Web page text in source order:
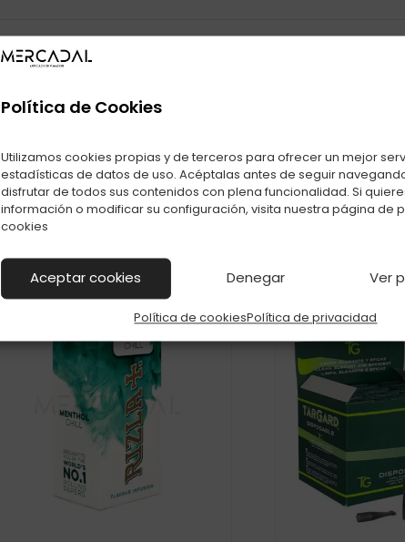
Política de Cookies
Utilizamos cookies propias y de terceros para ofrecer un mejor
estadísticas de datos de uso. Acéptalas antes de seguir
disfrutar de todos sus contenidos con plena funcionalidad. Si
información o modificar su configuración, visita nuestra página de
cookies
Aceptar cookies Denegar Ver
Política de cookiesPolítica de privacidad
También te puede
Productos relacionados con TARGARD MINI-MINI